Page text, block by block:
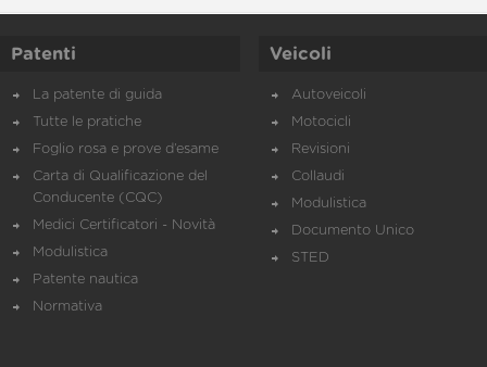
Patenti
La patente di guida
Tutte le pratiche
Foglio rosa e prove d’esame
Carta di Qualificazione del
Conducente (CQC)
Medici Certificatori - Novità
Modulistica
Patente nautica
Normativa
Veicoli
Autoveicoli
Motocicli
Revisioni
Collaudi
Modulistica
Documento Unico
STED